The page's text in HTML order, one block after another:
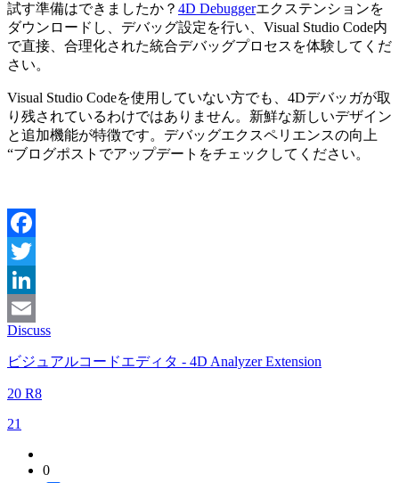
試す準備はできましたか？ 4D Debuggerエクステンションを
ダウンロードし、デバッグ設定を行い、Visual Studio Code内
で直接、合理化された統合デバッグプロセスを体験してくだ
さい。
Visual Studio Codeを使用していない方でも、4Dデバッガが取
り残されているわけではありません。新鮮な新しいデザイン
と追加機能が特徴です。デバッグエクスペリエンスの向上
“ブログポストでアップデートをチェックしてください。
Facebook
Twitter
LinkedIn
Email
Discuss
ビジュアルコードエディタ - 4D Analyzer Extension
20 R8
21
0